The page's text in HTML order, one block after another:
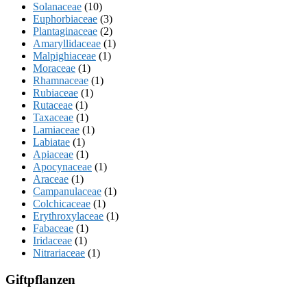
Solanaceae (10)
Euphorbiaceae (3)
Plantaginaceae (2)
Amaryllidaceae (1)
Malpighiaceae (1)
Moraceae (1)
Rhamnaceae (1)
Rubiaceae (1)
Rutaceae (1)
Taxaceae (1)
Lamiaceae (1)
Labiatae (1)
Apiaceae (1)
Apocynaceae (1)
Araceae (1)
Campanulaceae (1)
Colchicaceae (1)
Erythroxylaceae (1)
Fabaceae (1)
Iridaceae (1)
Nitrariaceae (1)
Giftpflanzen